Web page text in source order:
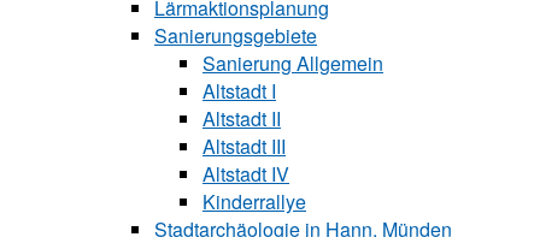
Lärmaktionsplanung
Sanierungsgebiete
Sanierung All‍ge‍mein
Altstadt I
Altstadt II
Altstadt III
Altstadt IV
Kinderrallye
Stadtarchäologie in Hann. Münden